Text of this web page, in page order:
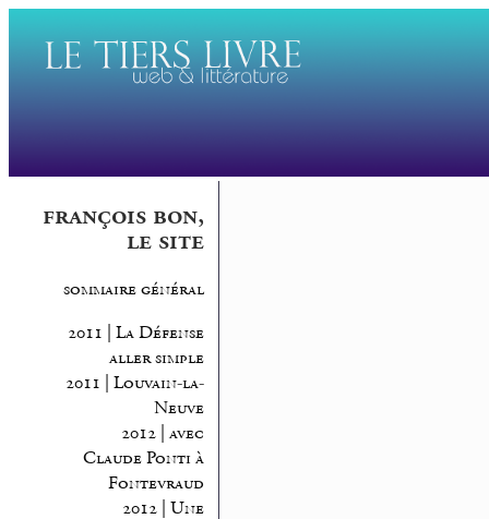
françois bon,
le site
sommaire général
2011 | La Défense
aller simple
2011 | Louvain-la-
Neuve
2012 | avec
Claude Ponti à
Fontevraud
2012 | Une